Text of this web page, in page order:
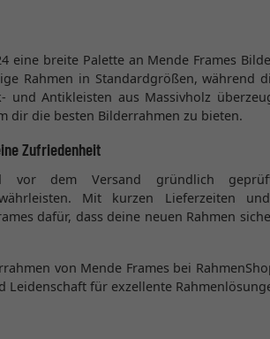
eine breite Palette an Mende Frames
Rahmen in Standardgrößen, während
und Antikleisten aus Massivholz
dir die besten Bilderrahmen zu bieten.
Zufriedenheit
vor dem Versand gründlich
Mit kurzen Lieferzeiten
dafür, dass deine neuen Rahmen
von Mende Frames bei
Leidenschaft für exzellente